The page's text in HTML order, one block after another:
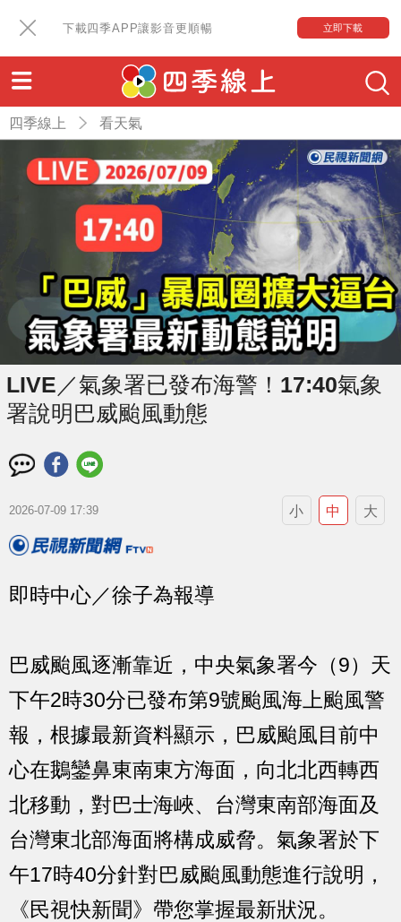
下載四季APP讓影音更順暢 立即下載
四季線上 看天氣
LIVE／氣象署已發布海警！17:40氣象
署說明巴威颱風動態
2026-07-09 17:39 小 中 大
即時中心／徐子為報導
巴威颱風逐漸靠近，中央氣象署今（9）天
下午2時30分已發布第9號颱風海上颱風警
報，根據最新資料顯示，巴威颱風目前中
心在鵝鑾鼻東南東方海面，向北北西轉西
北移動，對巴士海峽、台灣東南部海面及
台灣東北部海面將構成威脅。氣象署於下
午17時40分針對巴威颱風動態進行說明，
《民視快新聞》帶您掌握最新狀況。